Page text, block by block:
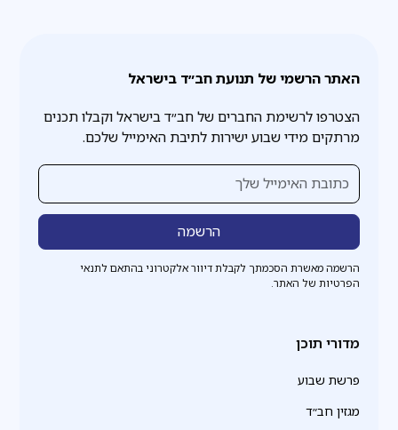
האתר הרשמי של תנועת חב״ד בישראל
הצטרפו לרשימת החברים של חב״ד בישראל וקבלו תכנים
מרתקים מידי שבוע ישירות לתיבת האימייל שלכם.
הרשמה מאשרת הסכמתך לקבלת דיוור אלקטרוני בהתאם לתנאי
הפרטיות של האתר.
מדורי תוכן
פרשת שבוע
מגזין חב״ד